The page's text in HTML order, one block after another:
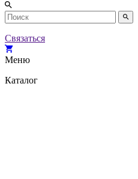
Связаться
Меню
Каталог